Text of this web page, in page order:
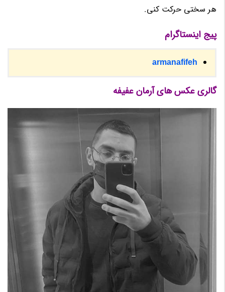
هر سختی حرکت کنی.
پیج اینستاگرام
armanafifeh
گالری عکس های آرمان عفیفه